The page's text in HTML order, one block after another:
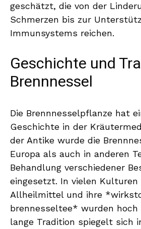
geschätzt, die von der
Schmerzen bis zur
Immunsystems reichen.
Geschichte und
Brennnessel
Die Brennnesselpflanze hat
Geschichte in der
der Antike wurde die
Europa als auch in anderen
Behandlung verschiedener
eingesetzt. In vielen
Allheilmittel und ihre
brennesseltee* wurden hoch
lange Tradition spiegelt sich